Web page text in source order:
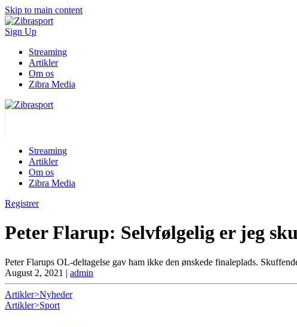
Skip to main content
Sign Up
Streaming
Artikler
Om os
Zibra Media
Streaming
Artikler
Om os
Zibra Media
Registrer
Peter Flarup: Selvfølgelig er jeg
Peter Flarups OL-deltagelse gav ham ikke den ønskede finaleplads.
August 2, 2021 | admin
Artikler>Nyheder
Artikler>Sport